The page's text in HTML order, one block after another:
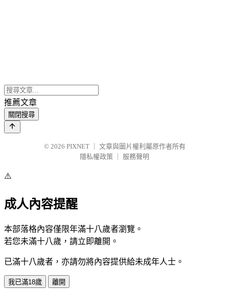
推薦文章
關閉搜尋
© 2026 PIXNET
文章與圖片權利屬原作者所有
隱私權政策
服務聲明
⚠️
成人內容提醒
本部落格內容僅限年滿十八歲者瀏覽。
若您未滿十八歲，請立即離開。
已滿十八歲者，亦請勿將內容提供給未成年人士。
我已滿18歲 離開